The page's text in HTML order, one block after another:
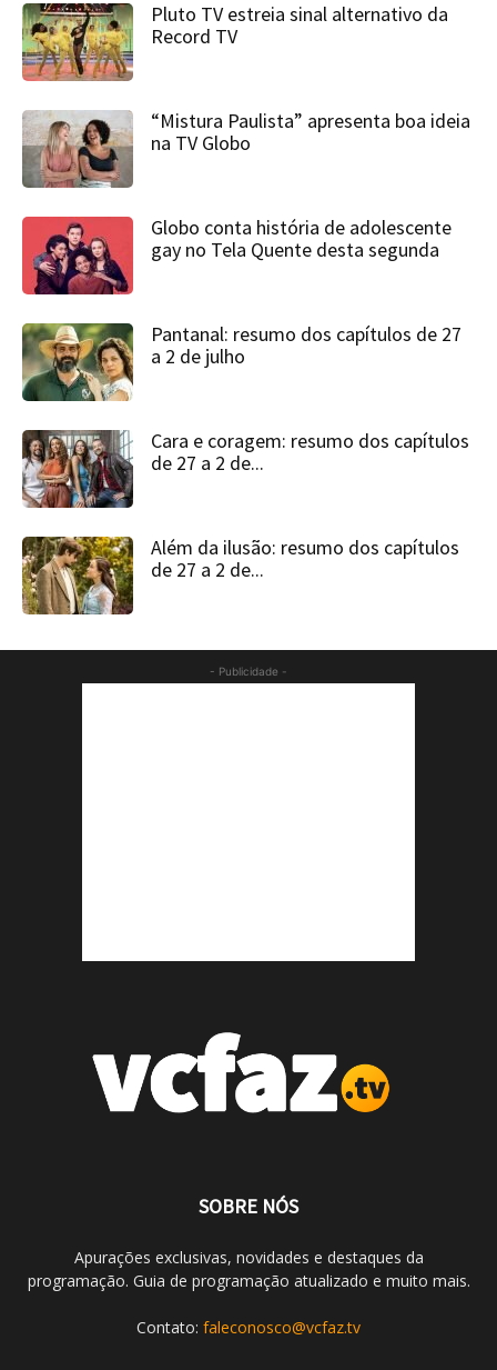
Pluto TV estreia sinal alternativo da
Record TV
“Mistura Paulista” apresenta boa ideia
na TV Globo
Globo conta história de adolescente
gay no Tela Quente desta segunda
Pantanal: resumo dos capítulos de 27
a 2 de julho
Cara e coragem: resumo dos capítulos
de 27 a 2 de...
Além da ilusão: resumo dos capítulos
de 27 a 2 de...
- Publicidade -
SOBRE NÓS
Apurações exclusivas, novidades e destaques da
programação. Guia de programação atualizado e muito mais.
Contato: faleconosco@vcfaz.tv